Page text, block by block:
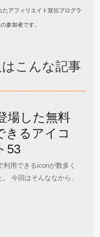
アフィリエイト宣伝プログラ
参加者です。
こんな記事
場した無料
きるアイコ
53
利用できるiconが数多く
今回はそんななから、